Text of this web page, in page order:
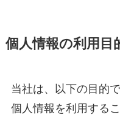
個人情報の利用目
当社は、以下の目的
個人情報を利用する